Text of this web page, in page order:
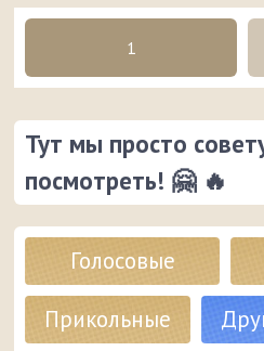
1
Тут мы просто
посмотреть! 🤗 🔥
Голосовые
Прикольные